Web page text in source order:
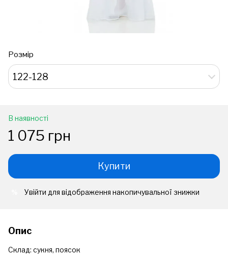
Розмір
122-128
В наявності
1 075 грн
Купити
Увійти для відображення накопичувальної знижки
Опис
Склад: сукня, поясок